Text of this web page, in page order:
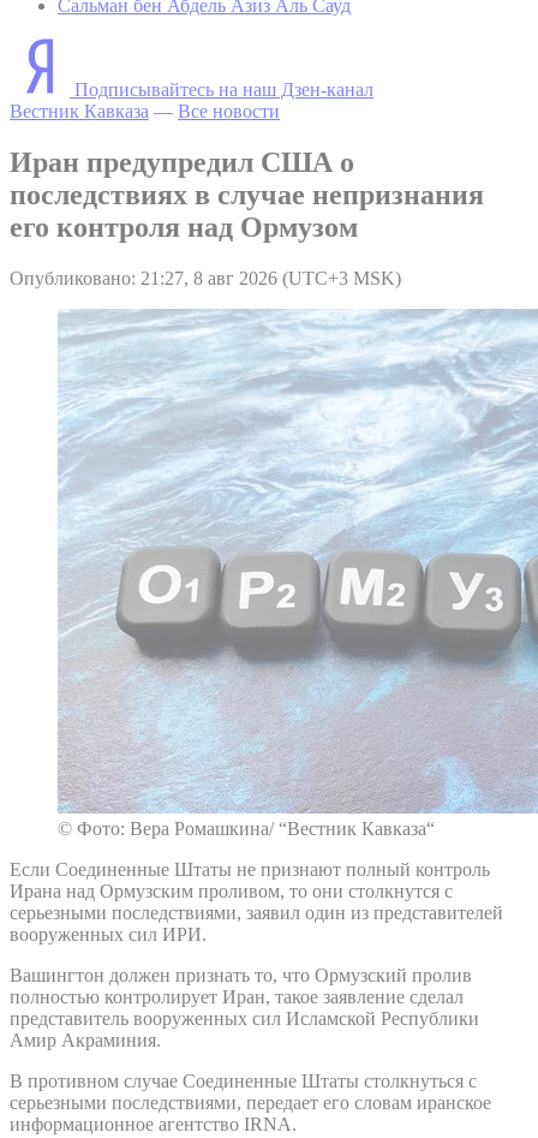
Сальман бен Абдель Азиз Аль Сауд
Подписывайтесь на наш Дзен-канал
Вестник Кавказа — Все новости
Иран предупредил США о
последствиях в случае непризнания
его контроля над Ормузом
Опубликовано: 21:27, 8 авг 2026 (UTC+3 MSK)
© Фото: Вера Ромашкина/ “Вестник Кавказа“
Если Соединенные Штаты не признают полный контроль
Ирана над Ормузским проливом, то они столкнутся с
серьезными последствиями, заявил один из представителей
вооруженных сил ИРИ.
Вашингтон должен признать то, что Ормузский пролив
полностью контролирует Иран, такое заявление сделал
представитель вооруженных сил Исламской Республики
Амир Акраминия.
В противном случае Соединенные Штаты столкнуться с
серьезными последствиями, передает его словам иранское
информационное агентство IRNA.